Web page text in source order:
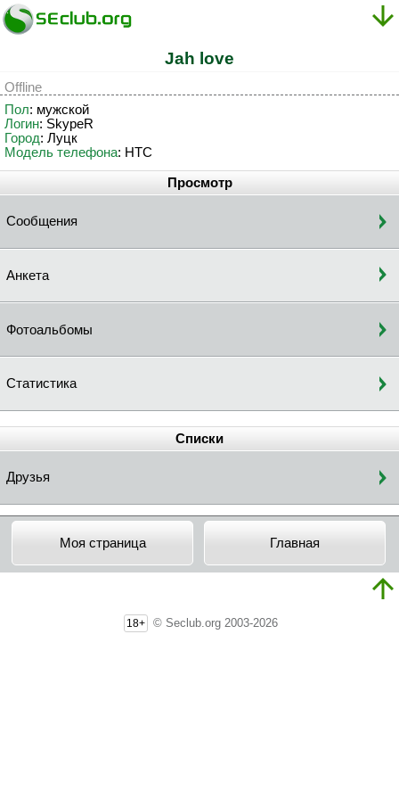
Jah love
Offline
Пол: мужской
Логин: SkypeR
Город: Луцк
Модель телефона: HTC
Просмотр
Сообщения
Анкета
Фотоальбомы
Статистика
Списки
Друзья
Моя страница Главная
18+ © Seclub.org 2003-2026